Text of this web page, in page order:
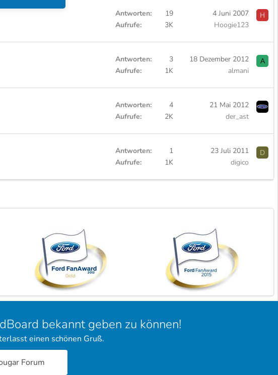
Antworten
19
Aufrufe
3K
4 Juni 2007
Hoogie123
H
Antworten
3
Aufrufe
1K
18 Dezember 2012
almani
A
Antworten
4
Aufrufe
2K
21 Mai 2012
der_ast
Antworten
1
Aufrufe
1K
23 Juli 2011
digico
D
bekannt geben zu können!
einen schönen Gruß.
Forum